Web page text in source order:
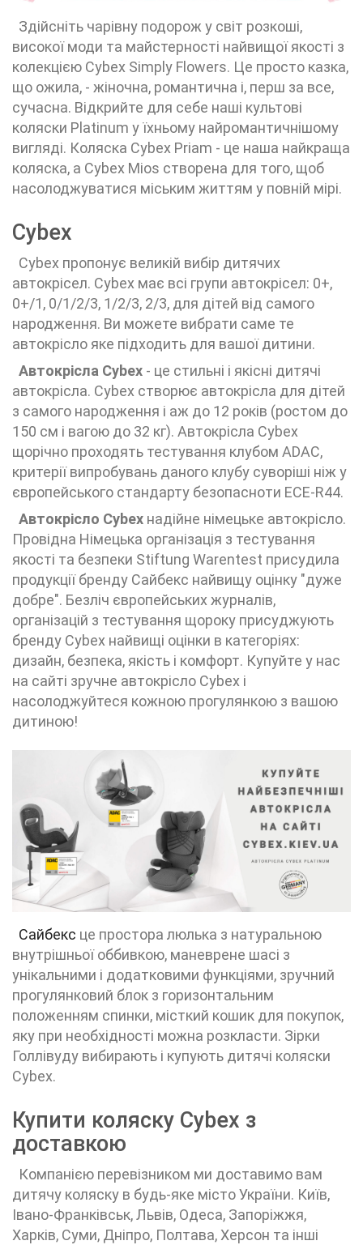
Здійсніть чарівну подорож у світ розкоші,
високої моди та майстерності найвищої якості з
колекцією Cybex Simply Flowers. Це просто казка,
що ожила, - жіночна, романтична і, перш за все,
сучасна. Відкрийте для себе наші культові
коляски Platinum у їхньому найромантичнішому
вигляді. Коляска Cybex Priam - це наша найкраща
коляска, а Cybex Mios створена для того, щоб
насолоджуватися міським життям у повній мірі.
Cybex
Cybex пропонує великій вибір дитячих
автокрісел. Cybex має всі групи автокрісел: 0+,
0+/1, 0/1/2/3, 1/2/3, 2/3, для дітей від самого
народження. Ви можете вибрати саме те
автокрісло яке підходить для вашої дитини.
Автокрісла Cybex - це стильні і якісні дитячі
автокрісла. Cybex створює автокрісла для дітей
з самого народження і аж до 12 років (ростом до
150 см і вагою до 32 кг). Автокрісла Cybex
щорічно проходять тестування клубом ADAC,
критерії випробувань даного клубу суворіші ніж у
європейського стандарту безопасноти ECE-R44.
Автокрісло Cybex надійне німецьке автокрісло.
Провідна Німецька організація з тестування
якості та безпеки Stiftung Warentest присудила
продукції бренду Сайбекс найвищу оцінку "дуже
добре". Безліч європейських журналів,
організацій з тестування щороку присуджують
бренду Cybex найвищі оцінки в категоріях:
дизайн, безпека, якість і комфорт. Купуйте у нас
на сайті зручне автокрісло Cybex і
насолоджуйтеся кожною прогулянкою з вашою
дитиною!
Сайбекс це простора люлька з натуральною
внутрішньої оббивкою, маневрене шасі з
унікальними і додатковими функціями, зручний
прогулянковий блок з горизонтальним
положенням спинки, місткий кошик для покупок,
яку при необхідності можна розкласти. Зірки
Голлівуду вибирають і купують дитячі коляски
Cybex.
Купити коляску Cybex з
доставкою
Компанією перевізником ми доставимо вам
дитячу коляску в будь-яке місто України. Київ,
Івано-Франківськ, Львів, Одеса, Запоріжжя,
Харків, Суми, Дніпро, Полтава, Херсон та інші